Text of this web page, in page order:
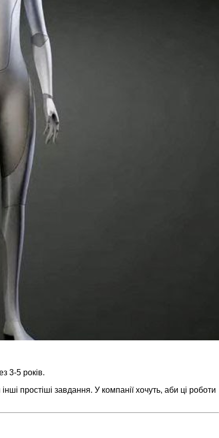
3-5 років.
простіші завдання. У компанії хочуть, аби ці роботи